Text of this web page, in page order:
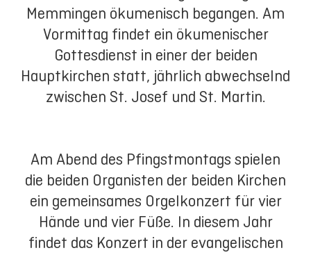
Memmingen ökumenisch begangen. Am
Vormittag findet ein ökumenischer
Gottesdienst in einer der beiden
Hauptkirchen statt, jährlich abwechselnd
zwischen St. Josef und St. Martin.
Am Abend des Pfingstmontags spielen
die beiden Organisten der beiden Kirchen
ein gemeinsames Orgelkonzert für vier
Hände und vier Füße. In diesem Jahr
findet das Konzert in der evangelischen